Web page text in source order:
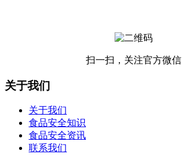
扫一扫，关注官方微信
关于我们
关于我们
食品安全知识
食品安全资讯
联系我们